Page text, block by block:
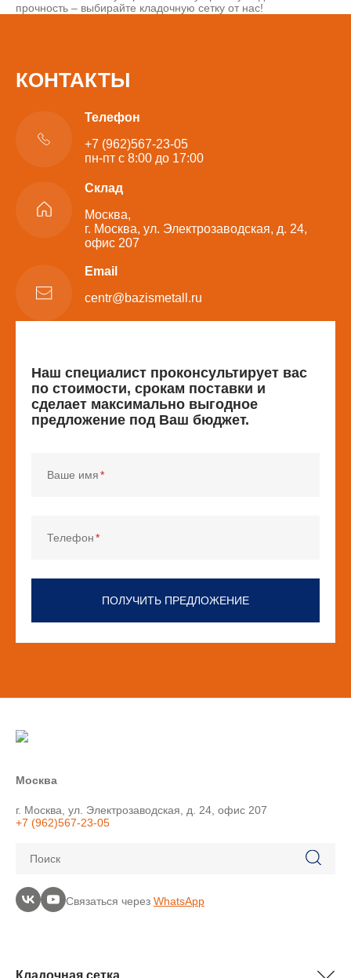
прочность – выбирайте кладочную сетку от нас!
КОНТАКТЫ
Телефон
+7 (962)567-23-05
пн-пт с 8:00 до 17:00
Склад
Москва,
г. Москва, ул. Электрозаводская, д. 24,
офис 207
Email
centr@bazismetall.ru
Наш специалист проконсультирует вас
по стоимости, срокам поставки и
сделает максимально выгодное
предложение под Ваш бюджет.
Ваше имя
Телефон
ПОЛУЧИТЬ ПРЕДЛОЖЕНИЕ
Москва
г. Москва, ул. Электрозаводская, д. 24, офис 207
+7 (962)567-23-05
Поиск
Связаться через WhatsApp
Кладочная сетка